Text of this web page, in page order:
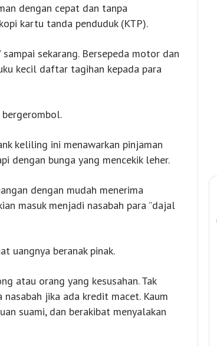
dengan cepat dan tanpa
kartu tanda penduduk (KTP).
sampai sekarang. Bersepeda motor dan
kecil daftar tagihan kepada para
bergerombol.
keliling ini menawarkan pinjaman
dengan bunga yang mencekik leher.
dengan mudah menerima
masuk menjadi nasabah para ”dajal
uangnya beranak pinak.
atau orang yang kesusahan. Tak
jika ada kredit macet. Kaum
suami, dan berakibat menyalakan